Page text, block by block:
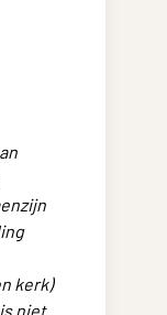
kerk)
niet